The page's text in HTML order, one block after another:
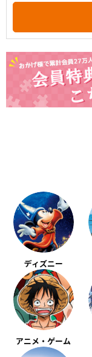
ディズニー
アニメ・ゲーム